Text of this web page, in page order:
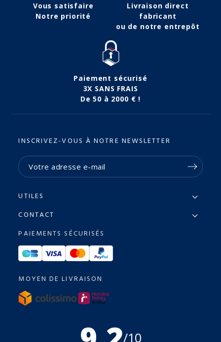
Vous satisfaire
Notre priorité
Livraison direct
fabricant
ou de notre entrepôt
Paiement sécurisé
3X SANS FRAIS
De 50 à 2000 € !
INSCRIVEZ-VOUS À NOTRE NEWSLETTER
UTILES
CONTACT
PAIEMENTS SÉCURISÉS
MOYEN DE LIVRAISON
/10